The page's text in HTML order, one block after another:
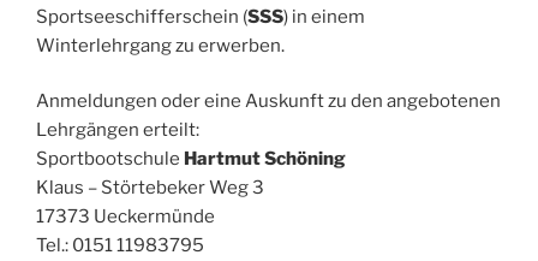
Sportseeschifferschein (SSS) in einem
Winterlehrgang zu erwerben.
Anmeldungen oder eine Auskunft zu den angebotenen
Lehrgängen erteilt:
Sportbootschule Hartmut Schöning
Klaus – Störtebeker Weg 3
17373 Ueckermünde
Tel.: 0151 11983795